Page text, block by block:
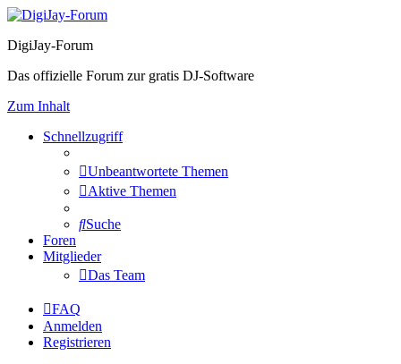
DigiJay-Forum
Das offizielle Forum zur gratis DJ-Software
Zum Inhalt
Schnellzugriff
Unbeantwortete Themen
Aktive Themen
Suche
Foren
Mitglieder
Das Team
FAQ
Anmelden
Registrieren